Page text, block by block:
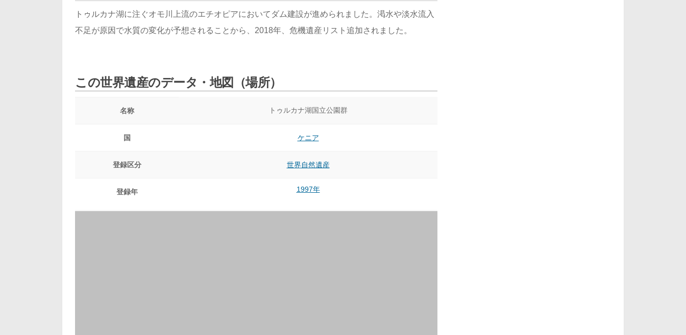
トゥルカナ湖に注ぐオモ川上流のエチオピアにおいてダム建設が進められました。渇水や淡水流入
不足が原因で水質の変化が予想されることから、2018年、危機遺産リスト追加されました。
この世界遺産のデータ・地図（場所）
名称 トゥルカナ湖国立公園群
国 ケニア
登録区分 世界自然遺産
登録年 1997年